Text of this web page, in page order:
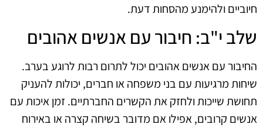
חיוביים ולהימנע מהסחות דעת.
שלב י"ב: חיבור עם אנשים אהובים
החיבור עם אנשים אהובים יכול לתרום רבות לרוגע בערב.
שיחות מרגיעות עם בני משפחה או חברים, יכולות להעניק
תחושת שייכות ולחזק את הקשרים החברתיים. זמן איכות עם
אנשים קרובים, אפילו אם מדובר בשיחה קצרה או באירוח